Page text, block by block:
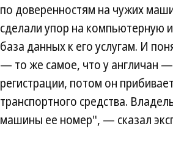
по доверенностям на чужих
сделали упор на компьютерную
база данных к его услугам. И
— то же самое, что у англичан
регистрации, потом он
транспортного средства.
машины ее номер", — сказал